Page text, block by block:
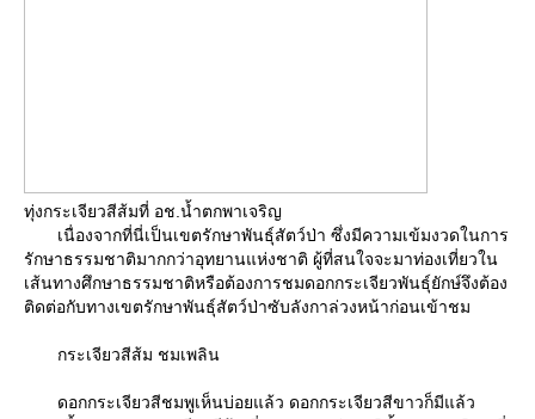
ทุ่งกระเจียวสีส้มที่ อช.น้ำตกพาเจริญ
เนื่องจากที่นี่เป็นเขตรักษาพันธุ์สัตว์ป่า ซึ่งมีความเข้มงวดในการ
รักษาธรรมชาติมากกว่าอุทยานแห่งชาติ ผู้ที่สนใจจะมาท่องเที่ยวใน
เส้นทางศึกษาธรรมชาติหรือต้องการชมดอกกระเจียวพันธุ์ยักษ์จึงต้อง
ติดต่อกับทางเขตรักษาพันธุ์สัตว์ป่าซับลังกาล่วงหน้าก่อนเข้าชม
กระเจียวสีส้ม ชมเพลิน
ดอกกระเจียวสีชมพูเห็นบ่อยแล้ว ดอกกระเจียวสีขาวก็มีแล้ว